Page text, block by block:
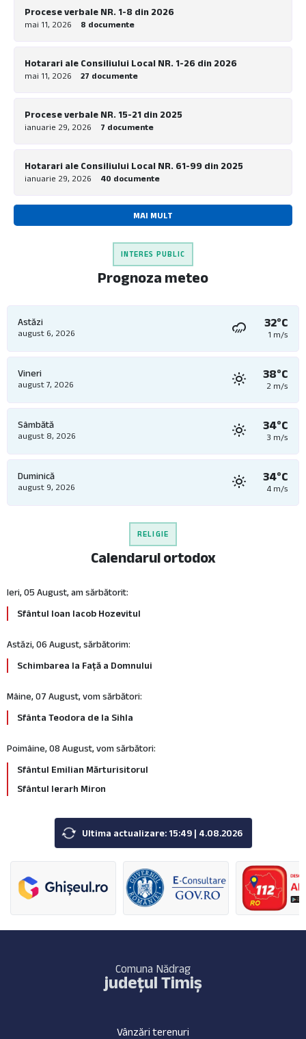
Procese verbale NR. 1-8 din 2026
mai 11, 2026 8 documente
Hotarari ale Consiliului Local NR. 1-26 din 2026
mai 11, 2026 27 documente
Procese verbale NR. 15-21 din 2025
ianuarie 29, 2026 7 documente
Hotarari ale Consiliului Local NR. 61-99 din 2025
ianuarie 29, 2026 40 documente
MAI MULT
INTERES PUBLIC
Prognoza meteo
Astăzi
august 6, 2026
32°C
1 m/s
Vineri
august 7, 2026
38°C
2 m/s
Sâmbătă
august 8, 2026
34°C
3 m/s
Duminică
august 9, 2026
34°C
4 m/s
RELIGIE
Calendarul ortodox
Ieri, 05 August, am sărbătorit:
Sfântul Ioan Iacob Hozevitul
Astăzi, 06 August, sărbătorim:
Schimbarea la Față a Domnului
Mâine, 07 August, vom sărbători:
Sfânta Teodora de la Sihla
Poimâine, 08 August, vom sărbători:
Sfântul Emilian Mărturisitorul
Sfântul Ierarh Miron
Ultima actualizare: 15:49 | 4.08.2026
Comuna Nădrag
județul Timiș
Vânzări terenuri